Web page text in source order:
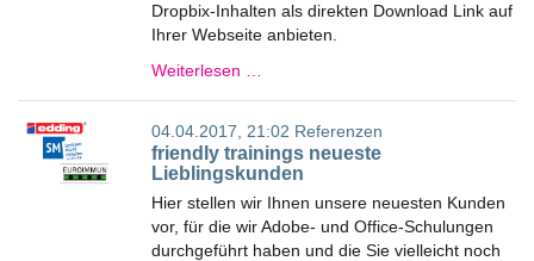
Dropbix-Inhalten als direkten Download Link auf
Ihrer Webseite anbieten.
Weiterlesen …
04.04.2017, 21:02 Referenzen
friendly trainings neueste
Lieblingskunden
Hier stellen wir Ihnen unsere neuesten Kunden
vor, für die wir Adobe- und Office-Schulungen
durchgeführt haben und die Sie vielleicht noch